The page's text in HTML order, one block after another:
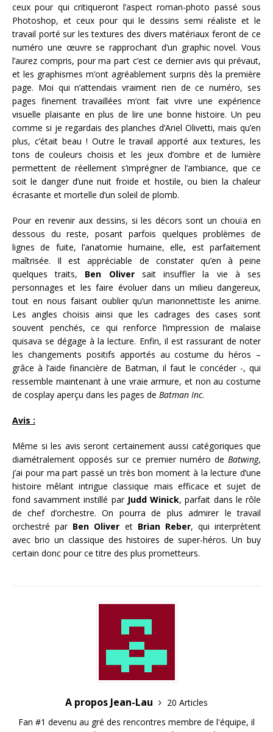
ceux pour qui critiqueront l’aspect roman-photo passé sous
Photoshop, et ceux pour qui le dessins semi réaliste et le
travail porté sur les textures des divers matériaux feront de ce
numéro une œuvre se rapprochant d’un graphic novel. Vous
l’aurez compris, pour ma part c’est ce dernier avis qui prévaut,
et les graphismes m’ont agréablement surpris dès la première
page. Moi qui n’attendais vraiment rien de ce numéro, ses
pages finement travaillées m’ont fait vivre une expérience
visuelle plaisante en plus de lire une bonne histoire. Un peu
comme si je regardais des planches d’Ariel Olivetti, mais qu’en
plus, c’était beau ! Outre le travail apporté aux textures, les
tons de couleurs choisis et les jeux d’ombre et de lumière
permettent de réellement s’imprégner de l’ambiance, que ce
soit le danger d’une nuit froide et hostile, ou bien la chaleur
écrasante et mortelle d’un soleil de plomb.
Pour en revenir aux dessins, si les décors sont un chouïa en
dessous du reste, posant parfois quelques problèmes de
lignes de fuite, l’anatomie humaine, elle, est parfaitement
maîtrisée. Il est appréciable de constater qu’en à peine
quelques traits, Ben Oliversait insuffler la vie à ses
personnages et les faire évoluer dans un milieu dangereux,
tout en nous faisant oublier qu’un marionnettiste les anime.
Les angles choisis ainsi que les cadrages des cases sont
souvent penchés, ce qui renforce l’impression de malaise
quisava se dégage à la lecture. Enfin, il est rassurant de noter
les changements positifs apportés au costume du héros –
grâce à l’aide financière de Batman, il faut le concéder -, qui
ressemble maintenant à une vraie armure, et non au costume
de cosplay aperçu dans les pages de Batman Inc.
Avis :
Même si les avis seront certainement aussi catégoriques que
diamétralement opposés sur ce premier numéro de Batwing,
j’ai pour ma part passé un très bon moment à la lecture d’une
histoire mêlant intrigue classique mais efficace et sujet de
fond savamment instillé par Judd Winick, parfait dans le rôle
de chef d’orchestre. On pourra de plus admirer le travail
orchestré par Ben Oliver et Brian Reber, qui interprètent
avec brio un classique des histoires de super-héros. Un buy
certain donc pour ce titre des plus prometteurs.
A propos Jean-Lau
20 Articles
Fan #1 devenu au gré des rencontres membre de l'équipe, il